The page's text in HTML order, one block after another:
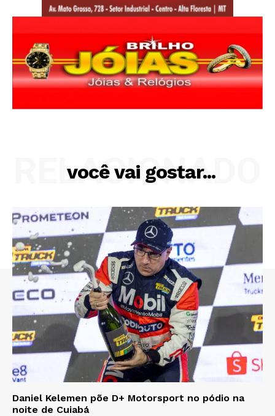
você vai gostar...
RELACIONADO
Daniel Kelemen põe D+ Motorsport no pódio na
noite de Cuiabá